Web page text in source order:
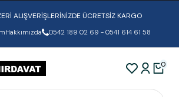
ALIŞVERİŞLERİNİZDE ÜCRETSİZ KARGO
Hakkımızda 0542 189 02 69 - 0541 614 61 58
0